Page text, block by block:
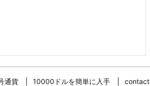
通貨 10000ドルを簡単に入手 contact